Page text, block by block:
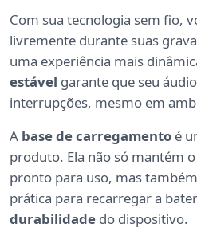
Com sua tecnologia sem fio,
livremente durante suas
uma experiência mais
estável garante que seu
interrupções, mesmo em
A base de carregamento é
produto. Ela não só mantém
pronto para uso, mas
prática para recarregar a
durabilidade do dispositivo.